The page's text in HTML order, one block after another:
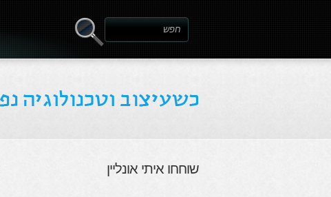
שוחחו איתי אונליין